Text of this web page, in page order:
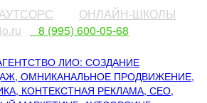
ОНЛАЙН-ШКОЛЫ
⠀8 (995) 600-05-68